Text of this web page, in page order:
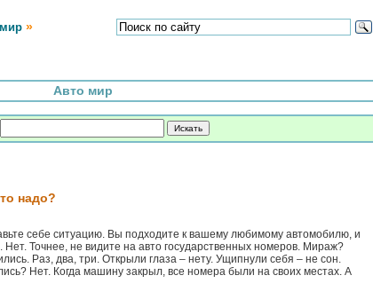
»
Авто мир
надо?
себе ситуацию. Вы подходите к вашему любимому автомобилю, и
Нет. Точнее, не видите на авто государственных номеров. Мираж?
Раз, два, три. Открыли глаза – нету. Ущипнули себя – не сон.
Нет. Когда машину закрыл, все номера были на своих местах. А